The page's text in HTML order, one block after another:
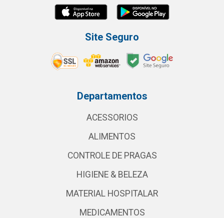
Site Seguro
Departamentos
ACESSORIOS
ALIMENTOS
CONTROLE DE PRAGAS
HIGIENE & BELEZA
MATERIAL HOSPITALAR
MEDICAMENTOS